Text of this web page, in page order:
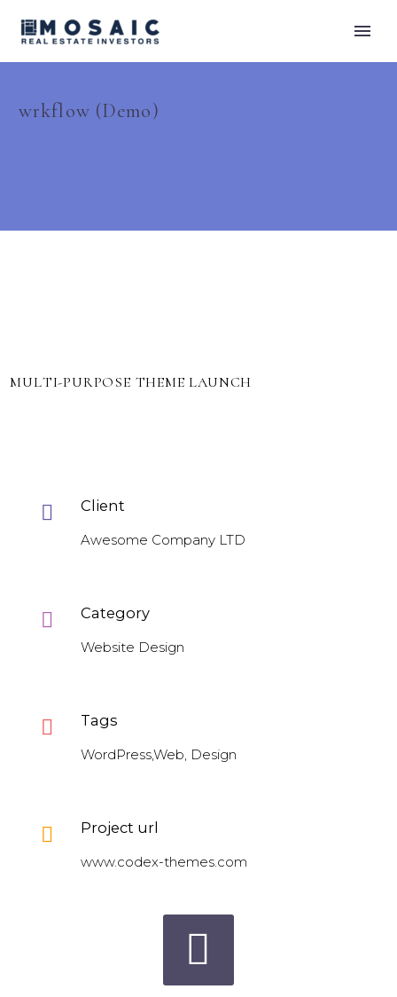
wrkflow (Demo)
MULTI-PURPOSE THEME LAUNCH
 Client
Awesome Company LTD
 Category
Website Design
 Tags
WordPress,Web, Design
 Project url
www.codex-themes.com

